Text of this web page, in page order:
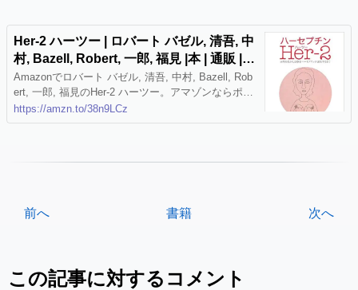
Her-2 ハーツー | ロバート バゼル, 清吾, 中
村, Bazell, Robert, 一郎, 福見 |本 | 通販 | A
mazon
Amazonでロバート バゼル, 清吾, 中村, Bazell, Rob
ert, 一郎, 福見のHer-2 ハーツー。アマゾンならポイ
ント還元本が多数。ロバート バゼル, 清吾, 中村, Ba
zell, Robert, 一郎, 福見作品ほか、お急ぎ便対象商品
https://amzn.to/38n9LCz
前へ 次へ
書籍
この記事に対するコメント